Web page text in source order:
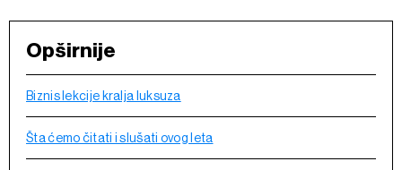
Opširnije
Biznis lekcije kralja luksuza
Šta ćemo čitati i slušati ovog leta